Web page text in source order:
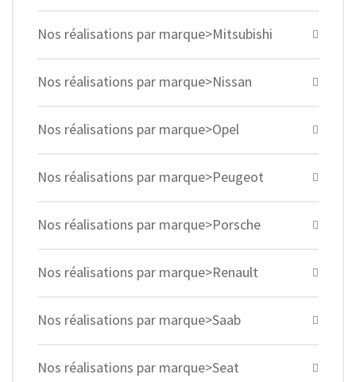
Nos réalisations par marque>Mitsubishi
Nos réalisations par marque>Nissan
Nos réalisations par marque>Opel
Nos réalisations par marque>Peugeot
Nos réalisations par marque>Porsche
Nos réalisations par marque>Renault
Nos réalisations par marque>Saab
Nos réalisations par marque>Seat